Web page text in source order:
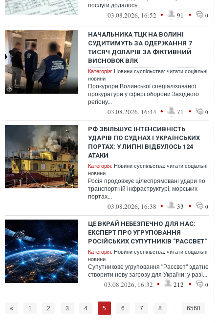
послуги додалось...
03.08.2026, 16:52 • 91 • 0
НАЧАЛЬНИКА ТЦК НА ВОЛИНІ
СУДИТИМУТЬ ЗА ОДЕРЖАННЯ 7
ТИСЯЧ ДОЛАРІВ ЗА ФІКТИВНИЙ
ВИСНОВОК ВЛК
Категорія: Новини суспільства: читати соціальні
новини
Прокурори Волинської спеціалізованої
прокуратури у сфері оборони Західного
регіону...
03.08.2026, 16:44 • 71 • 0
РФ ЗБІЛЬШУЄ ІНТЕНСИВНІСТЬ
УДАРІВ ПО СУДНАХ І УКРАЇНСЬКИХ
ПОРТАХ: У ЛИПНІ ВІДБУЛОСЬ 124
АТАКИ
Категорія: Новини суспільства: читати соціальні
новини
Росія продовжує цілеспрямовані удари по
транспортній інфраструктурі, морських
портах...
03.08.2026, 16:38 • 33 • 0
ЦЕ ВКРАЙ НЕБЕЗПЕЧНО ДЛЯ НАС:
ЕКСПЕРТ ПРО УГРУПОВАННЯ
РОСІЙСЬКИХ СУПУТНИКІВ "РАССВЕТ"
Категорія: Новини суспільства: читати соціальні
новини
Супутникове угруповання "Рассвет" здатне
створити нову загрозу для України: у разі...
03.08.2026, 16:32 • 212 • 0
« 1 2 3 4 5 6 7 8 ...
6560